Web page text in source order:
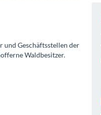
Geschäftsstellen der
Waldbesitzer.